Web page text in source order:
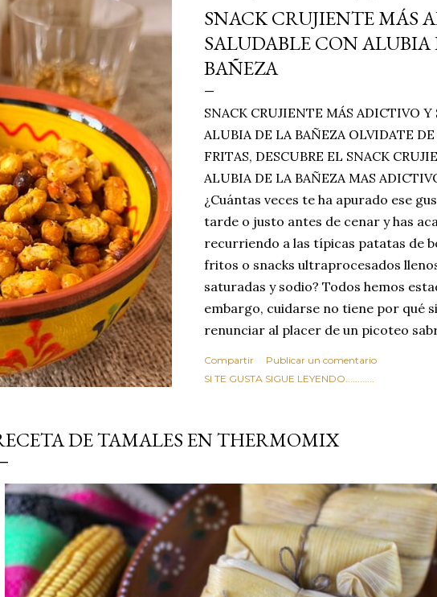
SNACK CRUJIENTE MÁS
SALUDABLE CON ALUBIA
BAÑEZA
SNACK CRUJIENTE MÁS ADICTIVO
ALUBIA DE LA BAÑEZA OLVIDATE DE
FRITAS, DESCUBRE EL SNACK
ALUBIA DE LA BAÑEZA MAS
¿Cuántas veces te ha apurado ese
tarde o justo antes de cenar y has
recurriendo a las típicas patatas de
fritos o snacks ultraprocesados
saturadas y sodio? Todos hemos
embargo, cuidarse no tiene por qué
renunciar al placer de un picoteo
Estas alubias crujientes al horno van
tradicionales y copiosos de invierno.
ingrediente tan humilde como la
en un snack ligero, dorado, cargado
100% natural. Es el sustituto
Compartir
Publicar un comentario
SI TE GUSTA SIGUE LEYENDO............
DE TAMALES EN THERMOMIX